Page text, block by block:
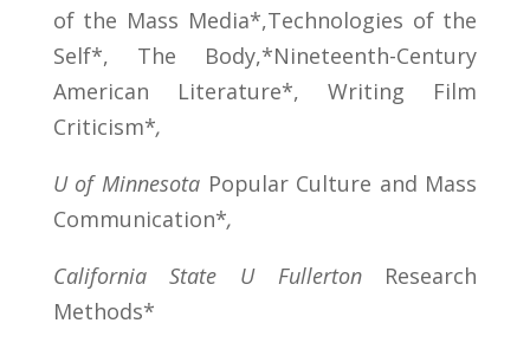
of the Mass Media*,Technologies of the
Self*, The Body,*Nineteenth-Century
American Literature*, Writing Film
Criticism*,
U of MinnesotaPopular Culture and Mass
Communication*,
California State U FullertonResearch
Methods*